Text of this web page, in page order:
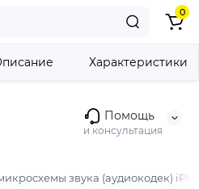
Помощь
и консультация
0
звука (аудиокодек)
Характеристики